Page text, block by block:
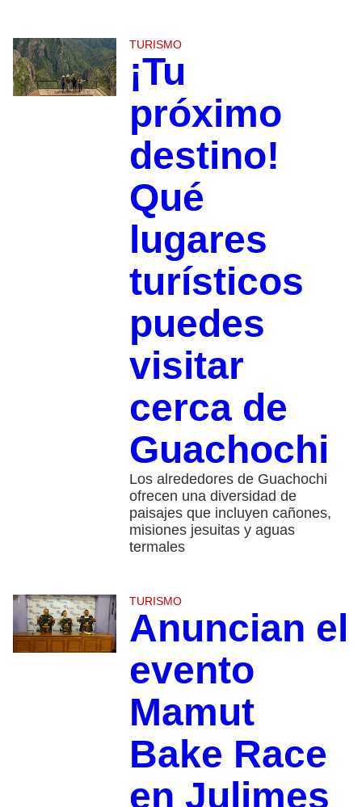
TURISMO
¡Tu
próximo
destino!
Qué
lugares
turísticos
puedes
visitar
cerca de
Guachochi
Los alrededores de Guachochi
ofrecen una diversidad de
paisajes que incluyen cañones,
misiones jesuitas y aguas
termales
TURISMO
Anuncian el
evento
Mamut
Bake Race
en Julimes